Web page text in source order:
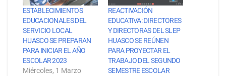
ESTABLECIMIENTOS
EDUCACIONALES DEL
SERVICIO LOCAL
HUASCO SE PREPARAN
PARA INICIAR EL AÑO
ESCOLAR 2023
Miércoles, 1 Marzo
REACTIVACIÓN
EDUCATIVA: DIRECTORES
Y DIRECTORAS DEL SLEP
HUASCO SE REÚNEN
PARA PROYECTAR EL
TRABAJO DEL SEGUNDO
SEMESTRE ESCOLAR